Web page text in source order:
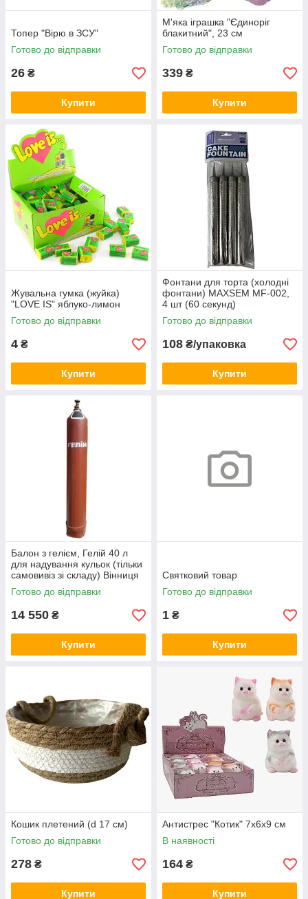
Топер "Вірю в ЗСУ"
Готово до відправки
26 ₴
Купити
М'яка іграшка "Єдиноріг
блакитний", 23 см
Готово до відправки
339 ₴
Купити
Жувальна гумка (жуйка)
"LOVE IS" яблуко-лимон
Готово до відправки
4 ₴
Купити
Фонтани для торта (холодні
фонтани) MAXSEM MF-002,
4 шт (60 секунд)
Готово до відправки
108 ₴/упаковка
Купити
Балон з гелієм, Гелій 40 л
для надування кульок (тільки
самовивіз зі складу) Вінниця
Готово до відправки
14 550 ₴
Купити
Святковий товар
Готово до відправки
1 ₴
Купити
Кошик плетений (d 17 см)
Готово до відправки
278 ₴
Купити
Антистрес "Котик" 7х6х9 см
В наявності
164 ₴
Купити